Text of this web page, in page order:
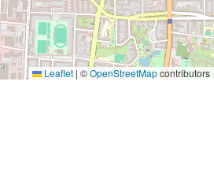
Leaflet | ©OpenStreetMapcontributors